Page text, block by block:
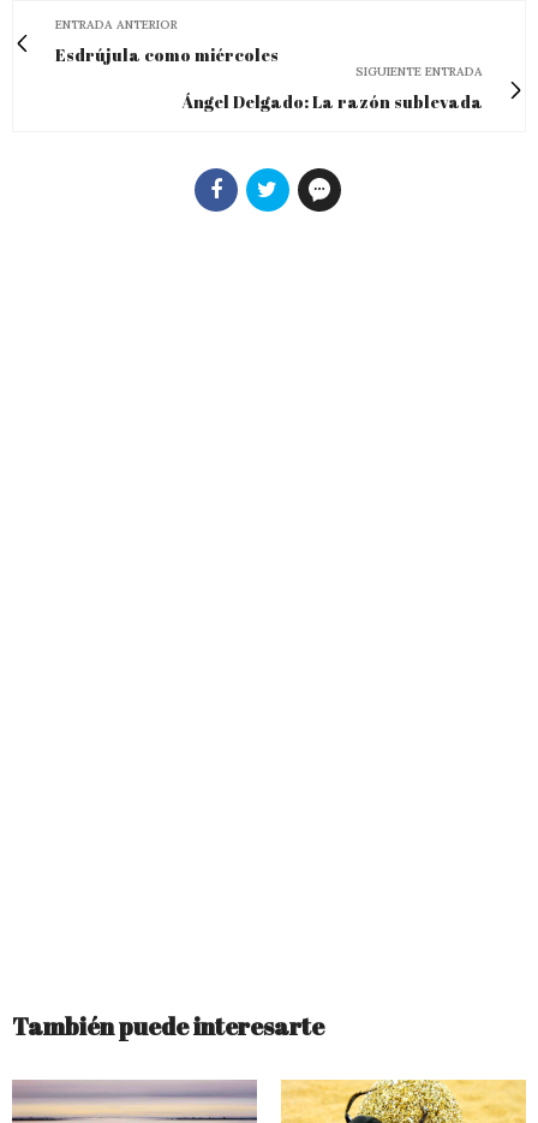
ENTRADA ANTERIOR
Esdrújula como miércoles
SIGUIENTE ENTRADA
Ángel Delgado: La razón sublevada
También puede interesarte